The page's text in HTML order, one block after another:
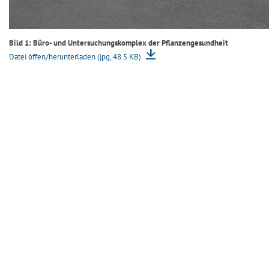
Bild 1: Büro- und Untersuchungskomplex der Pflanzengesundheit
Datei öffen/herunterladen (jpg, 48.5 KB)